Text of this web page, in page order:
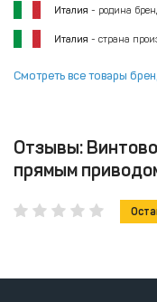
Италия - родина
Италия - страна
Смотреть все товары
Отзывы:
прямым